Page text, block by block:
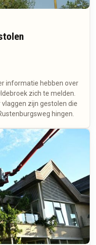
informatie hebben over
zich te melden.
zijn gestolen die
hingen.